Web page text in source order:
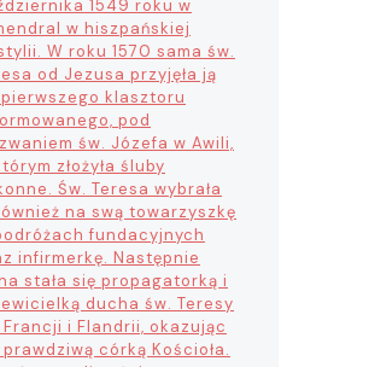
1549 roku w
w hiszpańskiej
W roku 1570 sama św.
od Jezusa przyjęła ją
klasztoru
pod
św. Józefa w Awili,
złożyła śluby
Św. Teresa wybrała
na swą towarzyszkę
fundacyjnych
infirmerkę. Następnie
stała się propagatorką i
ducha św. Teresy
Francji i Flandrii, okazując
córką Kościoła.